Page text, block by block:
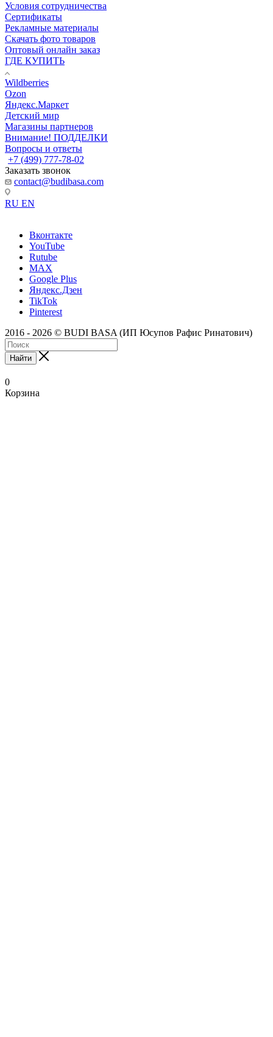
Условия сотрудничества
Сертификаты
Рекламные материалы
Скачать фото товаров
Оптовый онлайн заказ
ГДЕ КУПИТЬ
Wildberries
Ozon
Яндекс.Маркет
Детский мир
Магазины партнеров
Внимание! ПОДДЕЛКИ
Вопросы и ответы
+7 (499) 777-78-02
Заказать звонок
contact@budibasa.com
RU EN
Вконтакте
YouTube
Rutube
MAX
Google Plus
Яндекс.Дзен
TikTok
Pinterest
2016 - 2026 © BUDI BASA (ИП Юсупов Рафис Ринатович)
Найти
0
Корзина